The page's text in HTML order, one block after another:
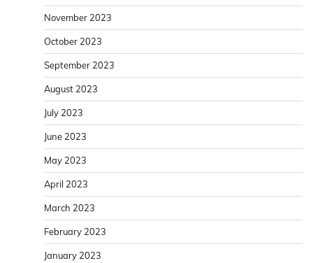
November 2023
October 2023
September 2023
August 2023
July 2023
June 2023
May 2023
April 2023
March 2023
February 2023
January 2023